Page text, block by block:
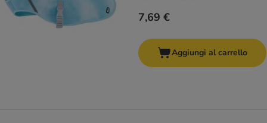
7,69 €
Aggiungi al carrello